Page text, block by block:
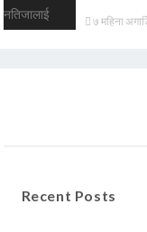
७ महिना
Recent Posts